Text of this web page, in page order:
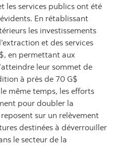
les services publics ont été
En rétablissant
les investissements
et des services
en permettant aux
leur sommet de
à près de 70 G$
même temps, les efforts
pour doubler la
sur un relèvement
destinées à déverrouiller
le secteur de la